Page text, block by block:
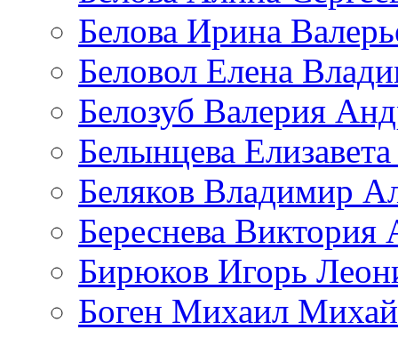
Белова Ирина
Беловол Елена
Белозуб Валерия
Белынцева
Беляков Владимир
Береснева Виктория
Бирюков Игорь
Боген Михаил